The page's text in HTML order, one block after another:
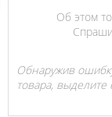
Об этом
Обнаружив
товара,